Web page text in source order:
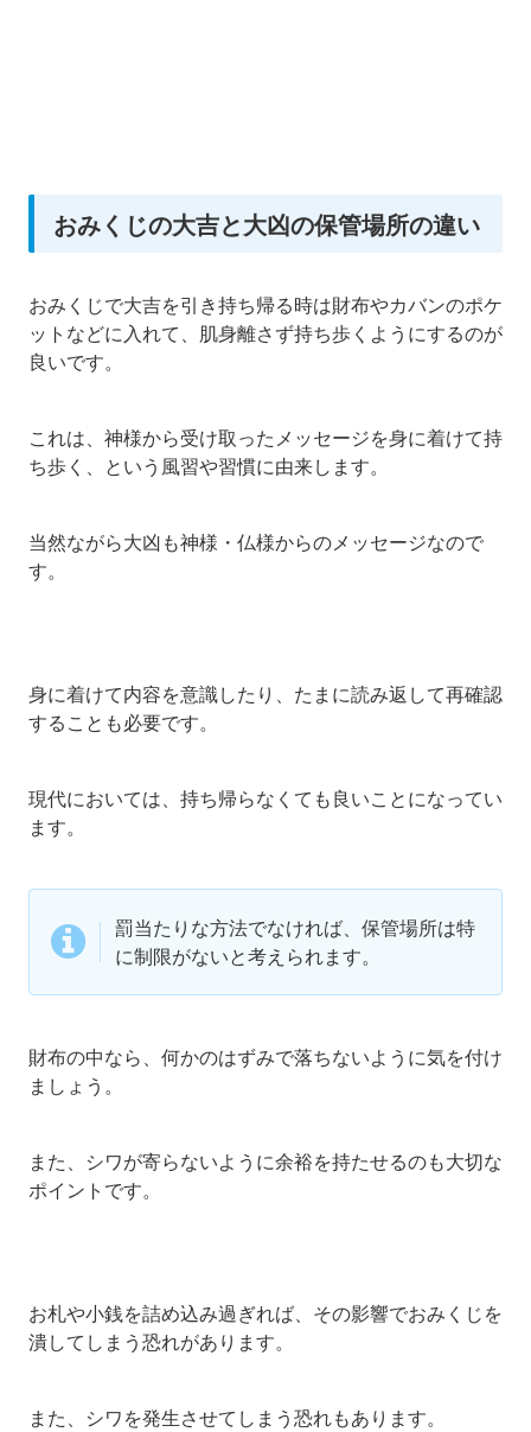
おみくじの大吉と大凶の保管場所の違い
おみくじで大吉を引き持ち帰る時は財布やカバンのポケ
ットなどに入れて、肌身離さず持ち歩くようにするのが
良いです。
これは、神様から受け取ったメッセージを身に着けて持
ち歩く、という風習や習慣に由来します。
当然ながら大凶も神様・仏様からのメッセージなので
す。
身に着けて内容を意識したり、たまに読み返して再確認
することも必要です。
現代においては、持ち帰らなくても良いことになってい
ます。
罰当たりな方法でなければ、保管場所は特
に制限がないと考えられます。
財布の中なら、何かのはずみで落ちないように気を付け
ましょう。
また、シワが寄らないように余裕を持たせるのも大切な
ポイントです。
お札や小銭を詰め込み過ぎれば、その影響でおみくじを
潰してしまう恐れがあります。
また、シワを発生させてしまう恐れもあります。